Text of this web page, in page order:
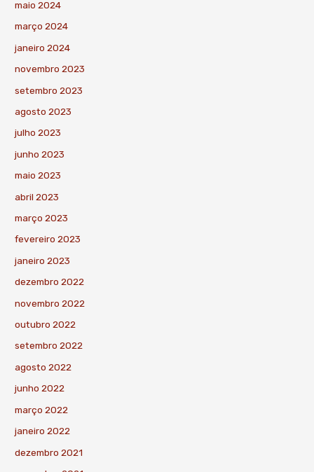
maio 2024
março 2024
janeiro 2024
novembro 2023
setembro 2023
agosto 2023
julho 2023
junho 2023
maio 2023
abril 2023
março 2023
fevereiro 2023
janeiro 2023
dezembro 2022
novembro 2022
outubro 2022
setembro 2022
agosto 2022
junho 2022
março 2022
janeiro 2022
dezembro 2021